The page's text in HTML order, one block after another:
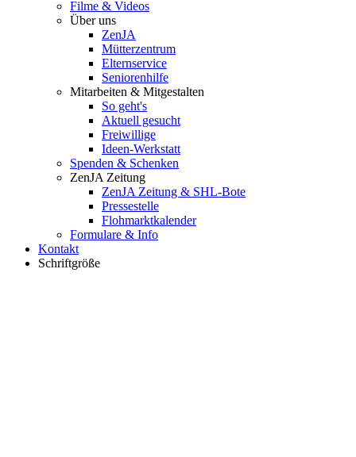
Filme & Videos
Über uns
ZenJA
Mütterzentrum
Elternservice
Seniorenhilfe
Mitarbeiten & Mitgestalten
So geht's
Aktuell gesucht
Freiwillige
Ideen-Werkstatt
Spenden & Schenken
ZenJA Zeitung
ZenJA Zeitung & SHL-Bote
Pressestelle
Flohmarktkalender
Formulare & Info
Kontakt
Schriftgröße